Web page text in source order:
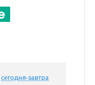
сегодня-завтра